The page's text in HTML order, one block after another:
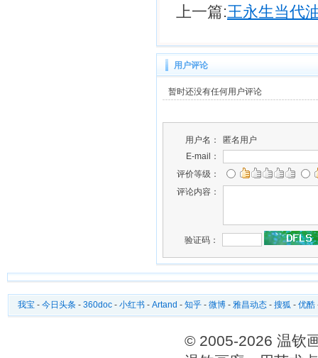
上一篇:王永生当代
用户评论
暂时还没有任何用户评论
用户名：
匿名用户
E-mail：
评价等级：
评论内容：
验证码：
我宝 - 今日头条 - 360doc - 小红书 - Artand - 知乎 - 微博 - 雅昌动态 - 搜狐 - 优酷
© 2005-2026 温钦